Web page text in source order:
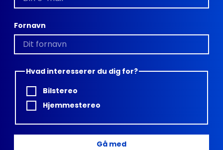
Fornavn
Hvad interesserer du dig for?
Bilstereo
Hjemmestereo
Gå med